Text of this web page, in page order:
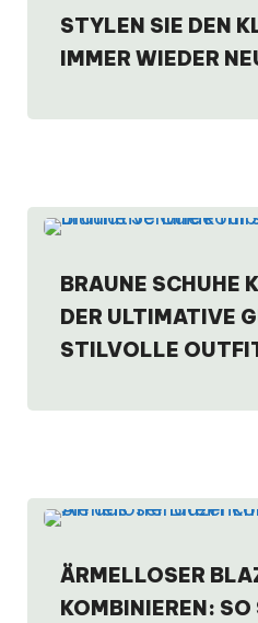
STYLEN SIE DEN
IMMER WIEDER
BRAUNE SCHUHE
DER ULTIMATIVE
STILVOLLE
ÄRMELLOSER
KOMBINIEREN: